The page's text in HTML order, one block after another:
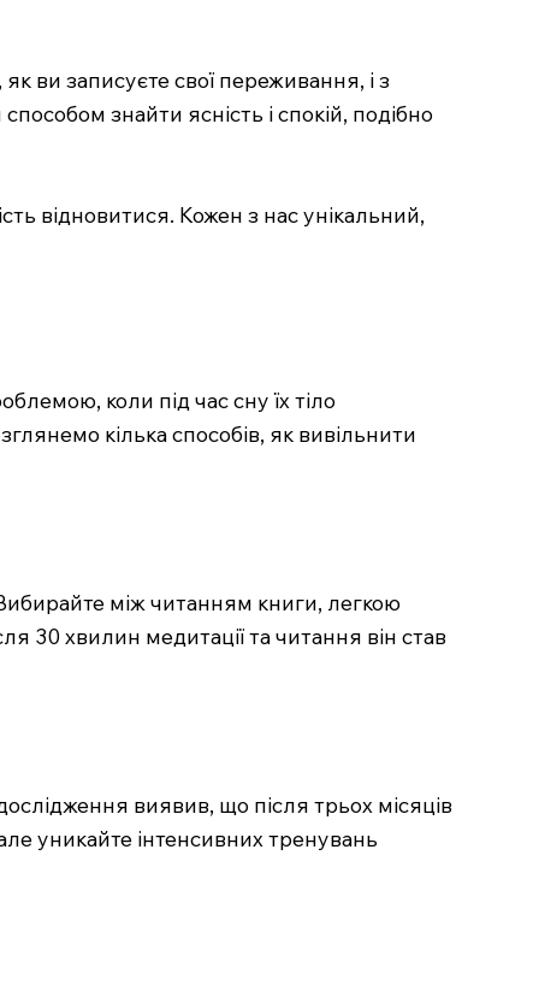
ви записуєте свої переживання, і з
знайти ясність і спокій, подібно
відновитися. Кожен з нас унікальний,
коли під час сну їх тіло
кілька способів, як вивільнити
між читанням книги, легкою
30 хвилин медитації та читання він став
виявив, що після трьох місяців
уникайте інтенсивних тренувань